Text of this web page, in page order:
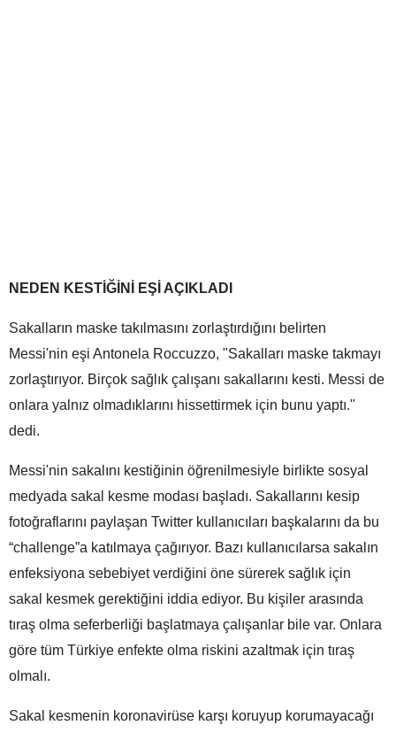
NEDEN KESTİĞİNİ EŞİ AÇIKLADI
Sakalların maske takılmasını zorlaştırdığını belirten
Messi'nin eşi Antonela Roccuzzo, "Sakalları maske takmayı
zorlaştırıyor. Birçok sağlık çalışanı sakallarını kesti. Messi de
onlara yalnız olmadıklarını hissettirmek için bunu yaptı."
dedi.
Messi'nin sakalını kestiğinin öğrenilmesiyle birlikte sosyal
medyada sakal kesme modası başladı. Sakallarını kesip
fotoğraflarını paylaşan Twitter kullanıcıları başkalarını da bu
“challenge”a katılmaya çağırıyor. Bazı kullanıcılarsa sakalın
enfeksiyona sebebiyet verdiğini öne sürerek sağlık için
sakal kesmek gerektiğini iddia ediyor. Bu kişiler arasında
tıraş olma seferberliği başlatmaya çalışanlar bile var. Onlara
göre tüm Türkiye enfekte olma riskini azaltmak için tıraş
olmalı.
Sakal kesmenin koronavirüse karşı koruyup korumayacağı